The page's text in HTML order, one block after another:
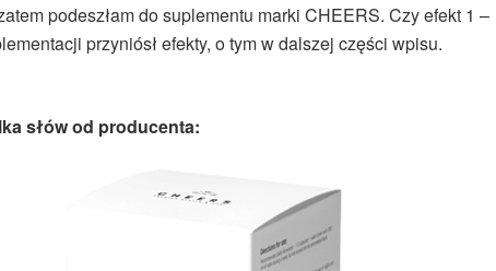
podeszłam do suplementu marki CHEERS. Czy efekt 1 –
przyniósł efekty, o tym w dalszej części wpisu.
słów od producenta: